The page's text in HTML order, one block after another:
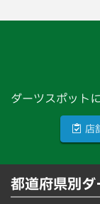
ダーツスポット
店
都道府県別